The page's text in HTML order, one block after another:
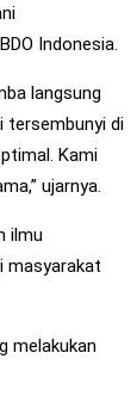
Indonesia.
langsung
tersembunyi di
Kami
ujarnya.
ilmu
masyarakat
melakukan